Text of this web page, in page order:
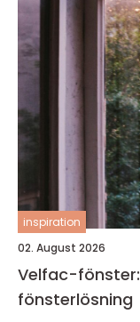
inspiration
02. August 2026
Velfac-
fönsterlösning